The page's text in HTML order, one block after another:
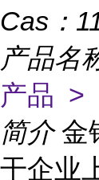
Cas：
产品名
产品 >
简介 金
干企业